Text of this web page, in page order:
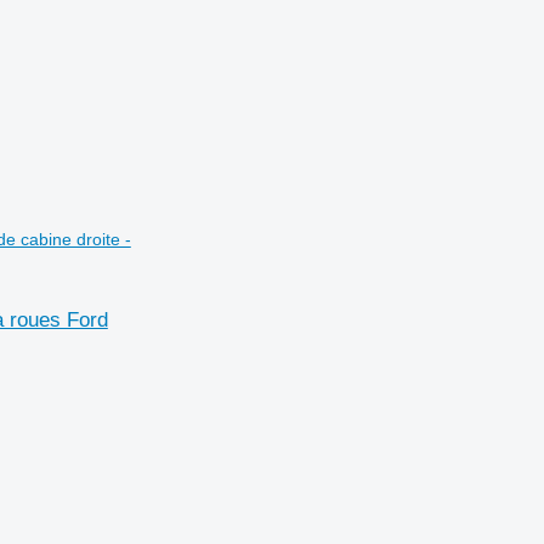
cabine droite -
roues Ford